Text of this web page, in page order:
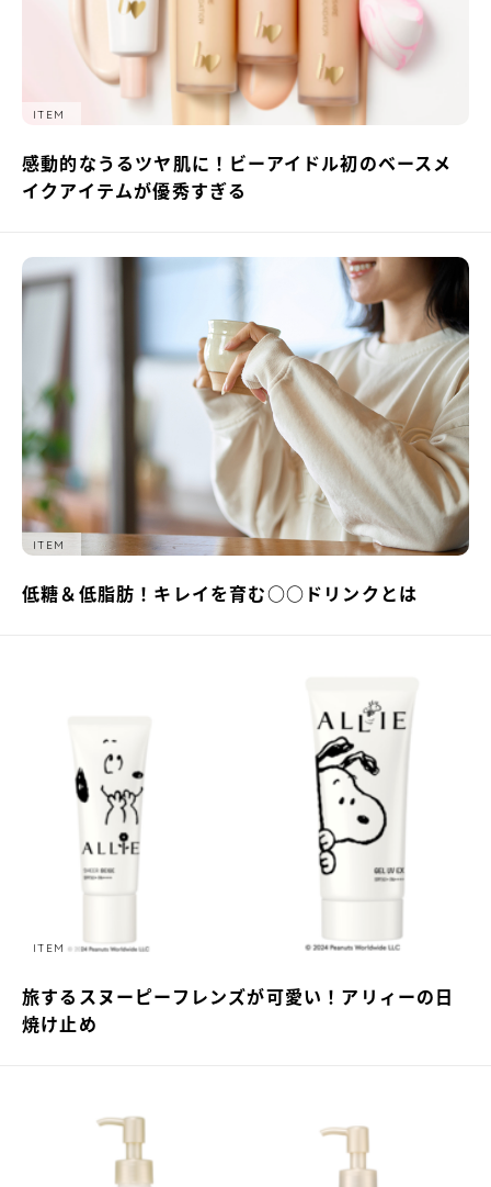
ITEM
感動的なうるツヤ肌に！ビーアイドル初のベースメ
イクアイテムが優秀すぎる
ITEM
低糖＆低脂肪！キレイを育む○○ドリンクとは
ITEM
旅するスヌーピーフレンズが可愛い！アリィーの日
焼け止め